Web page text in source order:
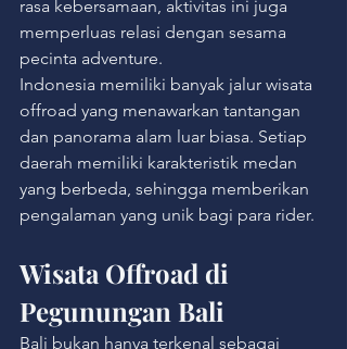
rasa kebersamaan, aktivitas ini juga
memperluas relasi dengan sesama
pecinta adventure.
Indonesia memiliki banyak jalur wisata
offroad yang menawarkan tantangan
dan panorama alam luar biasa. Setiap
daerah memiliki karakteristik medan
yang berbeda, sehingga memberikan
pengalaman yang unik bagi para rider.
Wisata Offroad di
Pegunungan Bali
Bali bukan hanya terkenal sebagai